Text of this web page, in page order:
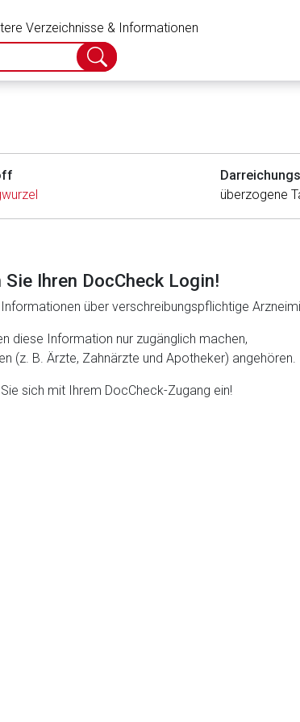
Verzeichnisse & Informationen
Suche
abschicken
überzogene
Sie Ihren DocCheck Login!
über verschreibungspflichtige
diese Information nur zugänglich machen,
(z. B. Ärzte, Zahnärzte und Apotheker) angehören.
sich mit Ihrem DocCheck-Zugang ein!
Inhalte der externen Web-Seite ist deren